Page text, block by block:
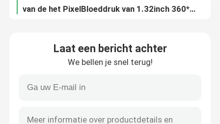
Sport Slimme Horloges
GPS-smartwatch
1.32“ TFT-van het de Geschiktheidssmart watch van het Schermandroid van de de Slaapdrijver het Hart Rate Monitoring
Laat een bericht achter
We bellen je snel terug!